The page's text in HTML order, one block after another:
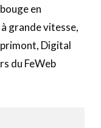
en
grande vitesse,
Digital
du FeWeb